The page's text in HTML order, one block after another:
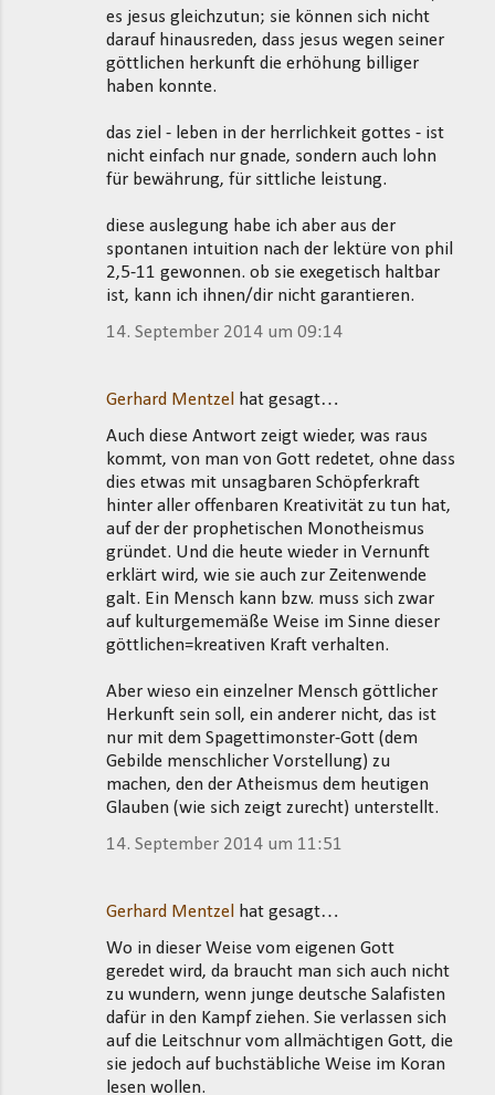
es jesus gleichzutun; sie können sich nicht
darauf hinausreden, dass jesus wegen seiner
göttlichen herkunft die erhöhung billiger
haben konnte.
das ziel - leben in der herrlichkeit gottes - ist
nicht einfach nur gnade, sondern auch lohn
für bewährung, für sittliche leistung.
diese auslegung habe ich aber aus der
spontanen intuition nach der lektüre von phil
2,5-11 gewonnen. ob sie exegetisch haltbar
ist, kann ich ihnen/dir nicht garantieren.
14. September 2014 um 09:14
Gerhard Mentzel
hat gesagt…
Auch diese Antwort zeigt wieder, was raus
kommt, von man von Gott redetet, ohne dass
dies etwas mit unsagbaren Schöpferkraft
hinter aller offenbaren Kreativität zu tun hat,
auf der der prophetischen Monotheismus
gründet. Und die heute wieder in Vernunft
erklärt wird, wie sie auch zur Zeitenwende
galt. Ein Mensch kann bzw. muss sich zwar
auf kulturgememäße Weise im Sinne dieser
göttlichen=kreativen Kraft verhalten.
Aber wieso ein einzelner Mensch göttlicher
Herkunft sein soll, ein anderer nicht, das ist
nur mit dem Spagettimonster-Gott (dem
Gebilde menschlicher Vorstellung) zu
machen, den der Atheismus dem heutigen
Glauben (wie sich zeigt zurecht) unterstellt.
14. September 2014 um 11:51
Gerhard Mentzel
hat gesagt…
Wo in dieser Weise vom eigenen Gott
geredet wird, da braucht man sich auch nicht
zu wundern, wenn junge deutsche Salafisten
dafür in den Kampf ziehen. Sie verlassen sich
auf die Leitschnur vom allmächtigen Gott, die
sie jedoch auf buchstäbliche Weise im Koran
lesen wollen.